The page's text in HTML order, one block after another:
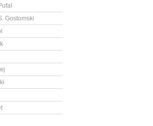
Gostomski